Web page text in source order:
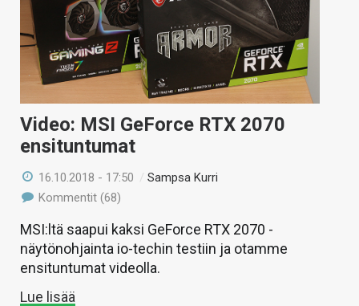
KAUPPA
VAIHDA TEEMA
HAKU
Video: MSI GeForce RTX 2070
ensituntumat
16.10.2018 - 17:50 /Sampsa Kurri
Kommentit (68)
MSI:ltä saapui kaksi GeForce RTX 2070 -
näytönohjainta io-techin testiin ja otamme
ensituntumat videolla.
Lue lisää